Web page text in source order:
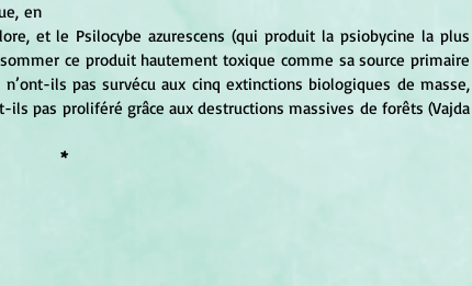
en
et le Psilocybe azurescens (qui produit la psiobycine la plus
ce produit hautement toxique comme sa source primaire
ils pas survécu aux cinq extinctions biologiques de masse,
ils pas proliféré grâce aux destructions massives de forêts (Vajda
*